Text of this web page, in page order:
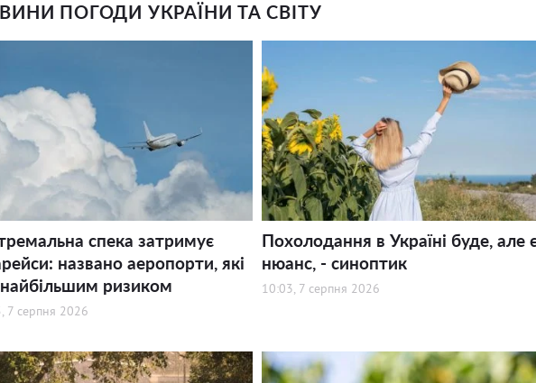
ПОГОДИ УКРАЇНИ ТА СВІТУ
спека затримує
названо аеропорти, які
найбільшим ризиком
7 серпня 2026
Похолодання в Україні буде, але
нюанс, - синоптик
10:03, 7 серпня 2026